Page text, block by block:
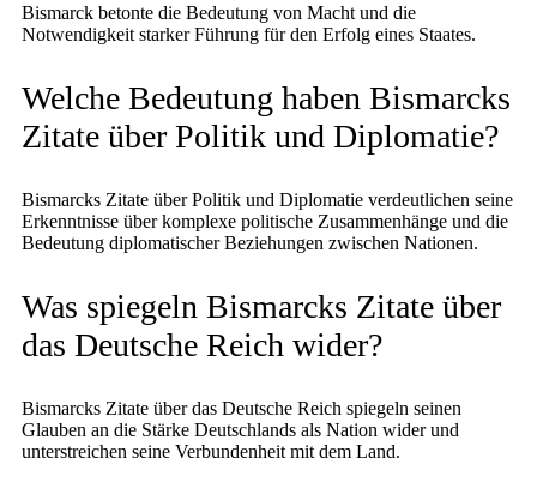
Bismarck betonte die Bedeutung von Macht und die
Notwendigkeit starker Führung für den Erfolg eines Staates.
Welche Bedeutung haben Bismarcks
Zitate über Politik und Diplomatie?
Bismarcks Zitate über Politik und Diplomatie verdeutlichen seine
Erkenntnisse über komplexe politische Zusammenhänge und die
Bedeutung diplomatischer Beziehungen zwischen Nationen.
Was spiegeln Bismarcks Zitate über
das Deutsche Reich wider?
Bismarcks Zitate über das Deutsche Reich spiegeln seinen
Glauben an die Stärke Deutschlands als Nation wider und
unterstreichen seine Verbundenheit mit dem Land.